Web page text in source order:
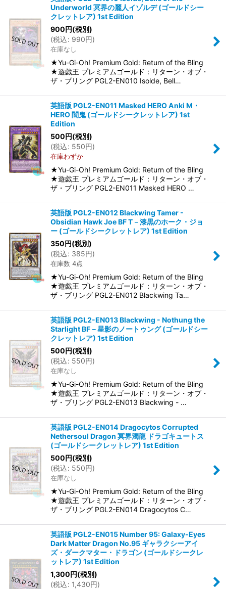
Underworld 冥界の麗人イゾルデ (ゴールドシー
クレットレア) 1st Edition
900円(税別)
(税込: 990円)
在庫なし
★Yu-Gi-Oh! Premium Gold: Return of the Bling
★遊戯王 プレミアムゴールド：リターン・オブ・
ザ・ブリング PGL2-EN010 Isolde, Bell…
英語版 PGL2-EN011 Masked HERO Anki M・
HERO 闇鬼 (ゴールドシークレットレア) 1st
Edition
500円(税別)
(税込: 550円)
在庫わずか
★Yu-Gi-Oh! Premium Gold: Return of the Bling
★遊戯王 プレミアムゴールド：リターン・オブ・
ザ・ブリング PGL2-EN011 Masked HERO …
英語版 PGL2-EN012 Blackwing Tamer -
Obsidian Hawk Joe BF T－漆黒のホーク・ジョ
ー (ゴールドシークレットレア) 1st Edition
350円(税別)
(税込: 385円)
在庫数 4点
★Yu-Gi-Oh! Premium Gold: Return of the Bling
★遊戯王 プレミアムゴールド：リターン・オブ・
ザ・ブリング PGL2-EN012 Blackwing Ta…
英語版 PGL2-EN013 Blackwing - Nothung the
Starlight BF－星影のノートゥング (ゴールドシー
クレットレア) 1st Edition
500円(税別)
(税込: 550円)
在庫なし
★Yu-Gi-Oh! Premium Gold: Return of the Bling
★遊戯王 プレミアムゴールド：リターン・オブ・
ザ・ブリング PGL2-EN013 Blackwing - …
英語版 PGL2-EN014 Dragocytos Corrupted
Nethersoul Dragon 冥界濁龍 ドラゴキュートス
(ゴールドシークレットレア) 1st Edition
500円(税別)
(税込: 550円)
在庫なし
★Yu-Gi-Oh! Premium Gold: Return of the Bling
★遊戯王 プレミアムゴールド：リターン・オブ・
ザ・ブリング PGL2-EN014 Dragocytos C…
英語版 PGL2-EN015 Number 95: Galaxy-Eyes
Dark Matter Dragon No.95 ギャラクシーアイ
ズ・ダークマター・ドラゴン (ゴールドシークレ
ットレア) 1st Edition
1,300円(税別)
(税込: 1,430円)